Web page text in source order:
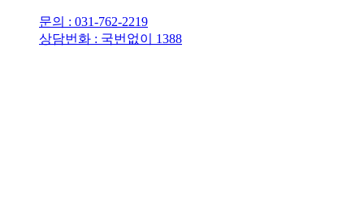
문의 : 031-762-2219
상담번화 : 국번없이 1388